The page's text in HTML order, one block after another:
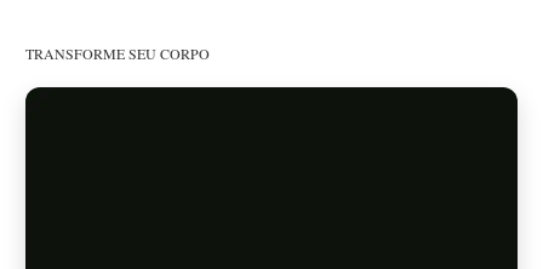
TRANSFORME SEU CORPO